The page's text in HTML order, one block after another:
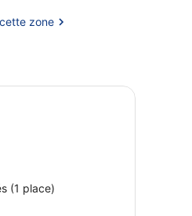
zone
supplément), Wi-Fi gratuit
family suite | 6p | Chambres
(1 place)